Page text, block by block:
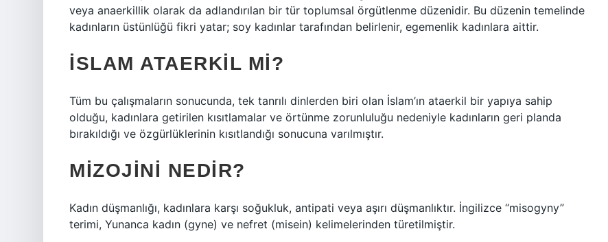
veya anaerkillik olarak da adlandırılan bir tür toplumsal örgütlenme düzenidir. Bu düzenin temelinde
kadınların üstünlüğü fikri yatar; soy kadınlar tarafından belirlenir, egemenlik kadınlara aittir.
İSLAM ATAERKIL MI?
Tüm bu çalışmaların sonucunda, tek tanrılı dinlerden biri olan İslam’ın ataerkil bir yapıya sahip
olduğu, kadınlara getirilen kısıtlamalar ve örtünme zorunluluğu nedeniyle kadınların geri planda
bırakıldığı ve özgürlüklerinin kısıtlandığı sonucuna varılmıştır.
MIZOJINI NEDIR?
Kadın düşmanlığı, kadınlara karşı soğukluk, antipati veya aşırı düşmanlıktır. İngilizce “misogyny”
terimi, Yunanca kadın (gyne) ve nefret (misein) kelimelerinden türetilmiştir.